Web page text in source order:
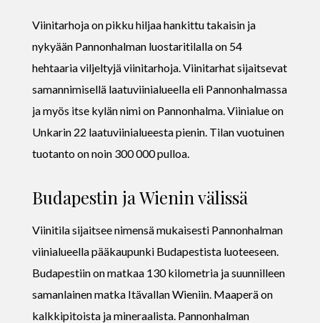
Viinitarhoja on pikku hiljaa hankittu takaisin ja
nykyään Pannonhalman luostaritilalla on 54
hehtaaria viljeltyjä viinitarhoja. Viinitarhat sijaitsevat
samannimisellä laatuviinialueella eli Pannonhalmassa
ja myös itse kylän nimi on Pannonhalma. Viinialue on
Unkarin 22 laatuviinialueesta pienin. Tilan vuotuinen
tuotanto on noin 300 000 pulloa.
Budapestin ja Wienin välissä
Viinitila sijaitsee nimensä mukaisesti Pannonhalman
viinialueella pääkaupunki Budapestista luoteeseen.
Budapestiin on matkaa 130 kilometria ja suunnilleen
samanlainen matka Itävallan Wieniin. Maaperä on
kalkkipitoista ja mineraalista. Pannonhalman